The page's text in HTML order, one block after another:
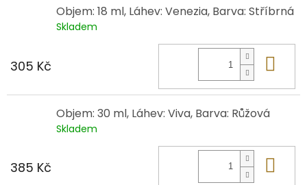
Objem: 18 ml, Láhev: Venezia, Barva: Stříbrná
Skladem
305 Kč
Objem: 30 ml, Láhev: Viva, Barva: Růžová
Skladem
385 Kč